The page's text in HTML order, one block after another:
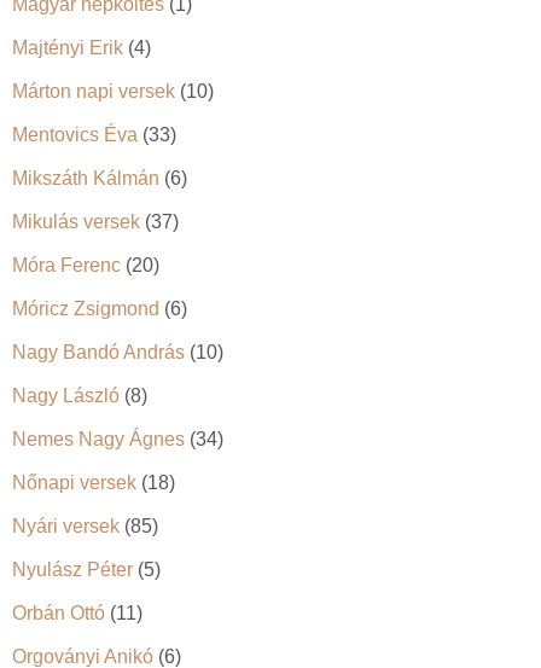
Majtényi Erik (4)
Márton napi versek (10)
Mentovics Éva (33)
Mikszáth Kálmán (6)
Mikulás versek (37)
Móra Ferenc (20)
Móricz Zsigmond (6)
Nagy Bandó András (10)
Nagy László (8)
Nemes Nagy Ágnes (34)
Nőnapi versek (18)
Nyári versek (85)
Nyulász Péter (5)
Orbán Ottó (11)
Orgoványi Anikó (6)